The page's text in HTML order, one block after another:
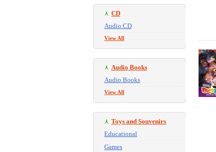
CD
Audio CD
View All
Audio Books
Audio Books
View All
Toys and Souvenirs
Educational
Games